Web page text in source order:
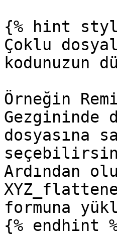
{% hint
Çoklu
kodunuzun
Örneğin
Gezgininde
dosyasına
Ardından
formuna
{% endhint